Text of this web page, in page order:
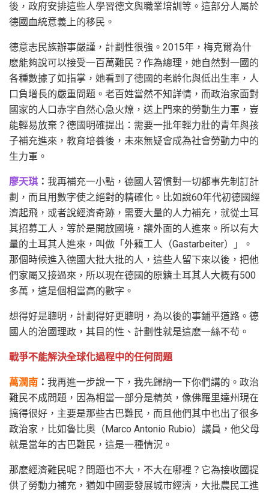
後，政府安排這些人學習德文與職業培訓等。這部分人屬於
德國血統意義上的移民。
德意志民族辦事嚴謹，計劃性很強。2015年，梅克爾為什
麽能夠說可以接受一百萬難民？作為總理，她自然對一國的
各種數據了如指掌，她看到了德國的老齡化與低出生率，人
口負增長的嚴重問題。老百姓當然不知詳情，而政治家面對
國家的人口赤字自然心急火燎，送上門來的勞動生力軍，豈
能輕易放棄？德國明確提出：需要一批年輕力壯的青年與孩
子補充進來，教育培養後，未來無疑會成為社會勞動力中的
生力軍。
廖天琪 ： 我再補充一小點，德國人習慣對一切都事先制訂計
劃，而且用數字使之絕對的精確化。比如說60年代初德國經
濟起飛，或者說經濟奇跡，需要大量的人力補充，就從土耳
其招募工人，等於是開放國境，讓外面的人進來。所以有大
量的土耳其人進來，叫做「外籍工人（Gastarbeiter）」。
那個時候進入德國大批大批的人，這些人留下來以後，把他
們家屬又接過來，所以現在德國的原籍土耳其人大概有500
多萬，這是個相當高的數字。
想得好是聰明，計劃得好更聰明，為以後的事鋪平道路。德
國人的治國理政，其目的性、計劃性就是這麽一絲不茍。
戰爭不能解決全球化過程中的任何問題
萬潤南 ： 我再進一步說一下，我先歸納一下你們講的。政治
難民不成問題，因為相當一部分是精英，像佛羅里達州現在
搞得很好，主要是那些古巴難民，而且他們其中也出了很多
政治家，比如魯比奧（Marco Antonio Rubio）議員，他父母
就是當年的古巴難民，這是一種情況。
那麽經濟難民呢？問題也不大，不大在哪裡？它為接收國提
供了勞動力補充，猶如中國要發展城市經濟，大批農民工進